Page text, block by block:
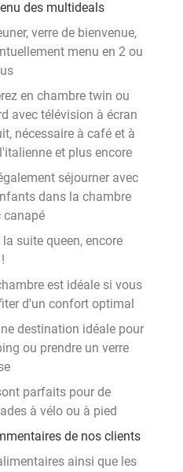
des multideals
verre de bienvenue,
menu en 2 ou
en chambre twin ou
avec télévision à écran
nécessaire à café et à
et plus encore
séjourner avec
dans la chambre
canapé
suite queen, encore
est idéale si vous
d'un confort optimal
destination idéale pour
ou prendre un verre
parfaits pour de
à vélo ou à pied
de nos clients
ainsi que les